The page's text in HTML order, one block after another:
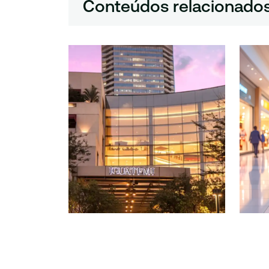
Conteúdos